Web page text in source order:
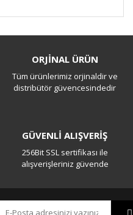
Yaz
ORJİNAL ÜRÜN
Tüm ürünlerimiz orjinaldir ve
distribütör güvencesindedir
GÜVENLİ ALIŞVERİŞ
256Bit SSL sertifikası ile
alışverişleriniz güvende